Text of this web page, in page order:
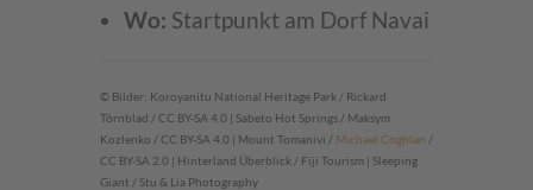
Wo: Startpunkt am Dorf Navai
© Bilder: Koroyanitu National Heritage Park / Rickard
Törnblad / CC BY-SA 4.0 | Sabeto Hot Springs / Maksym
Kozlenko / CC BY-SA 4.0 | Mount Tomanivi / Michael Coghlan /
CC BY-SA 2.0 | Hinterland Überblick / Fiji Tourism | Sleeping
Giant / Stu & Lia Photography